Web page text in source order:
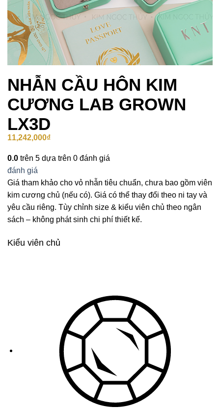
NHẪN CẦU HÔN KIM
CƯƠNG LAB GROWN
LX3D
11,242,000₫
0.0 trên 5 dựa trên 0 đánh giá
đánh giá
Giá tham khảo cho vỏ nhẫn tiêu chuẩn, chưa bao gồm viên
kim cương chủ (nếu có). Giá có thể thay đổi theo ni tay và
yêu cầu riêng. Tùy chỉnh size & kiểu viên chủ theo ngân
sách – không phát sinh chi phí thiết kế.
Kiểu viên chủ